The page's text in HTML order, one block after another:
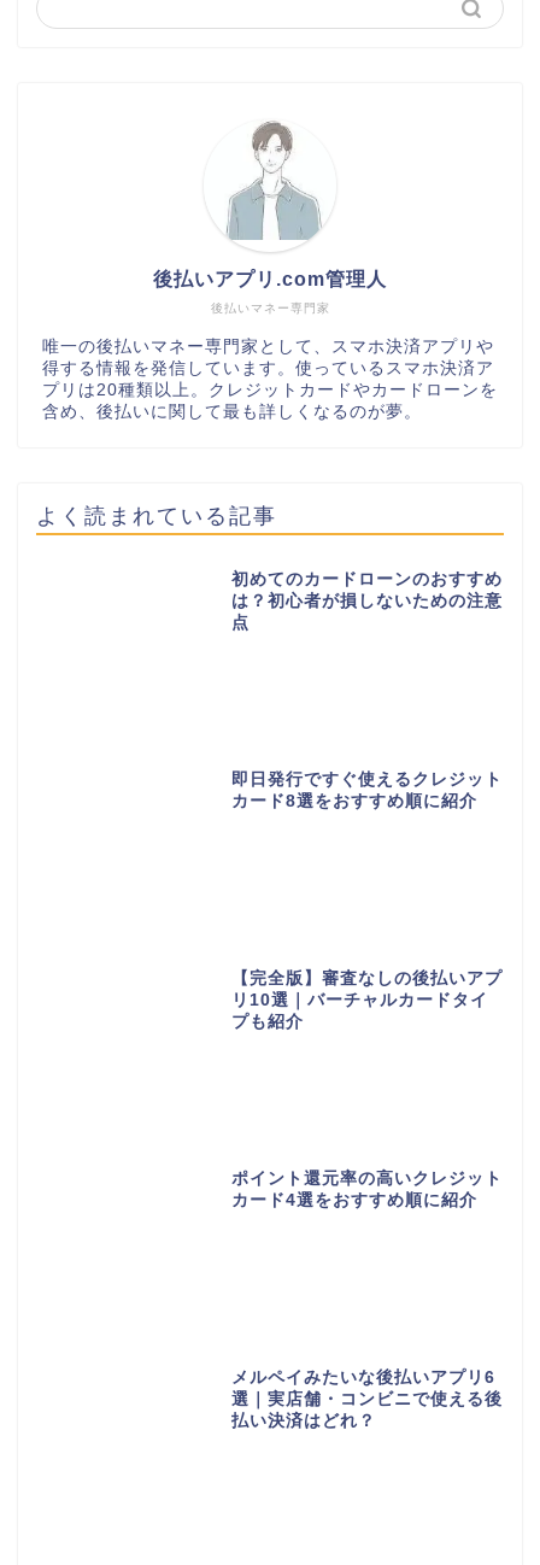
後払いマネー専門家
後払いアプリ.com管理人
唯一の後払いマネー専門家として、スマホ決済アプリや
得する情報を発信しています。使っているスマホ決済ア
プリは20種類以上。クレジットカードやカードローンを
含め、後払いに関して最も詳しくなるのが夢。
よく読まれている記事
初めてのカードローンのおすすめ
は？初心者が損しないための注意
点
即日発行ですぐ使えるクレジット
カード8選をおすすめ順に紹介
【完全版】審査なしの後払いアプ
リ10選｜バーチャルカードタイ
プも紹介
ポイント還元率の高いクレジット
カード4選をおすすめ順に紹介
メルペイみたいな後払いアプリ6
選｜実店舗・コンビニで使える後
払い決済はどれ？